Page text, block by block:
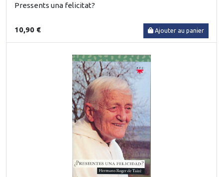
Pressents una felicitat?
10,90 € Ajouter au panier